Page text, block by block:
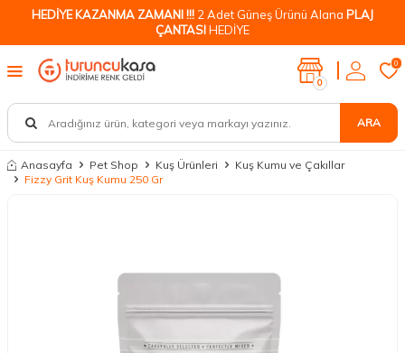
HEDİYE KAZANMA ZAMANI !!! 2 Adet Güneş Ürünü Alana PLAJ
ÇANTASIHEDİYE
ARA
0
0
Anasayfa Pet Shop Kuş Ürünleri
Kuş Kumu ve Çakıllar
Fizzy Grit Kuş Kumu 250 Gr